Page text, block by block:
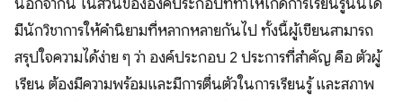
นอกจากนี้ ในส่วนขององค์ประกอบที่ทำให้เกิดการเรียนรู้นั้นได้
มีนักวิชาการให้คำนิยามที่หลากหลายกันไป ทั้งนี้ผู้เขียนสามารถ
สรุปใจความได้ง่าย ๆ ว่า องค์ประกอบ 2 ประการที่สำคัญ คือ ตัวผู้
เรียน ต้องมีความพร้อมและมีการตื่นตัวในการเรียนรู้ และสภาพ